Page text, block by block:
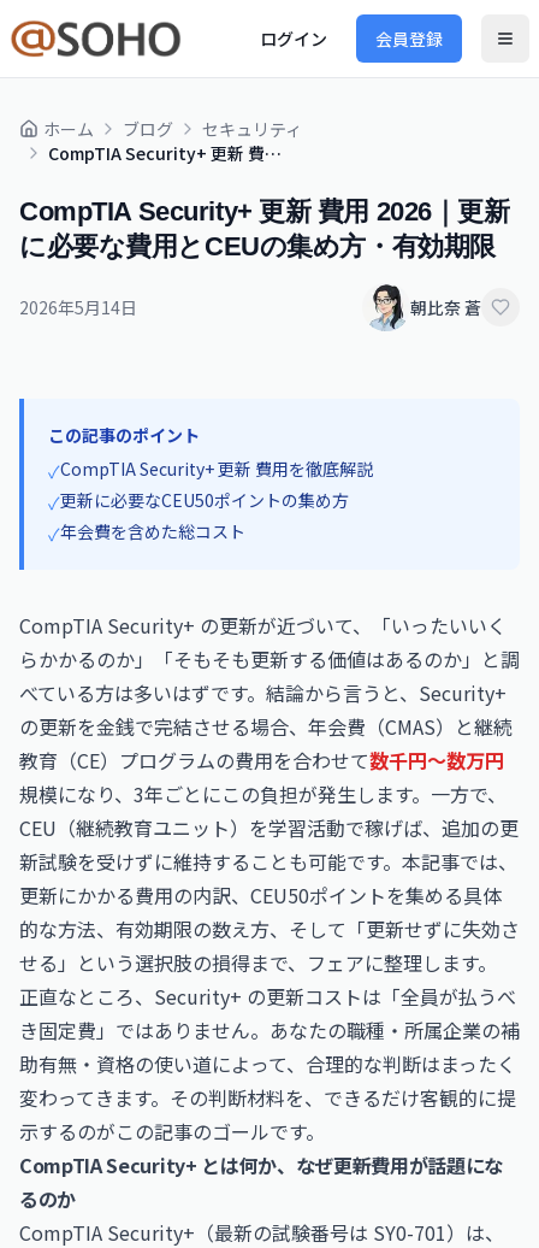
ログイン 会員登録
ホーム ブログ
セキュリティ
CompTIA Security+ 更新 費用 2026｜更新に必要な費用とCEUの集め方・有効期限
CompTIA Security+ 更新 費用 2026｜更新
に必要な費用とCEUの集め方・有効期限
2026年5月14日 朝比奈 蒼
この記事のポイント
✓CompTIA Security+ 更新 費用を徹底解説
✓更新に必要なCEU50ポイントの集め方
✓年会費を含めた総コスト
CompTIA Security+ の更新が近づいて、「いったいいく
らかかるのか」「そもそも更新する価値はあるのか」と調
べている方は多いはずです。結論から言うと、Security+
の更新を金銭で完結させる場合、年会費（CMAS）と継続
教育（CE）プログラムの費用を合わせて数千円〜数万円
規模になり、3年ごとにこの負担が発生します。一方で、
CEU（継続教育ユニット）を学習活動で稼げば、追加の更
新試験を受けずに維持することも可能です。本記事では、
更新にかかる費用の内訳、CEU50ポイントを集める具体
的な方法、有効期限の数え方、そして「更新せずに失効さ
せる」という選択肢の損得まで、フェアに整理します。
正直なところ、Security+ の更新コストは「全員が払うべ
き固定費」ではありません。あなたの職種・所属企業の補
助有無・資格の使い道によって、合理的な判断はまったく
変わってきます。その判断材料を、できるだけ客観的に提
示するのがこの記事のゴールです。
CompTIA Security+ とは何か、なぜ更新費用が話題にな
るのか
CompTIA Security+（最新の試験番号は SY0-701）は、